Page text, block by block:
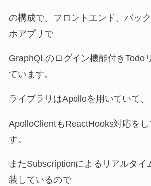
の構成で、フロントエンド、バッ
ホアプリで
GraphQLのログイン機能付きTodo
ています。
ライブラリはApolloを用いていて、
ApolloClientもReactHooks対応を
す。
またSubscriptionによるリアルタイ
装しているので